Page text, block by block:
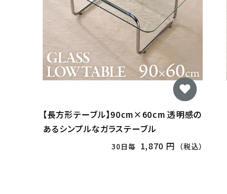
【長方形テーブル】90cm×60cm 透明感の
あるシンプルなガラステーブル
30日毎 1,870 円 （税込）